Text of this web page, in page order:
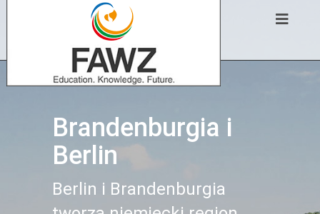
Brandenburgia i
Berlin
Berlin i Brandenburgia